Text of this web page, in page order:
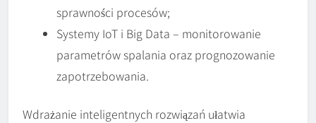
sprawności procesów;
Systemy IoT i Big Data – monitorowanie
parametrów spalania oraz prognozowanie
zapotrzebowania.
Wdrażanie inteligentnych rozwiązań ułatwia